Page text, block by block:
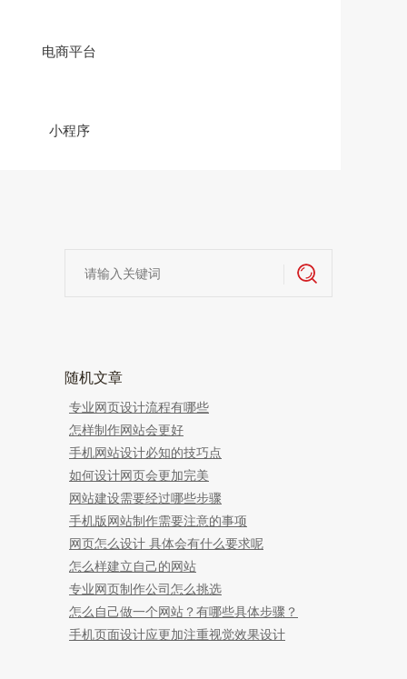
电商平台
小程序
随机文章
专业网页设计流程有哪些
怎样制作网站会更好
手机网站设计必知的技巧点
如何设计网页会更加完美
网站建设需要经过哪些步骤
手机版网站制作需要注意的事项
网页怎么设计 具体会有什么要求呢
怎么样建立自己的网站
专业网页制作公司怎么挑选
怎么自己做一个网站？有哪些具体步骤？
手机页面设计应更加注重视觉效果设计